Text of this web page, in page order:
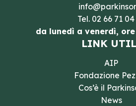
Tel. 02 66 71 04
da lunedì a venerdì, ore
LINK
AIP
Fondazione
Cos’è il
News